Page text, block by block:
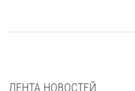
ЛЕНТА НОВОСТЕЙ